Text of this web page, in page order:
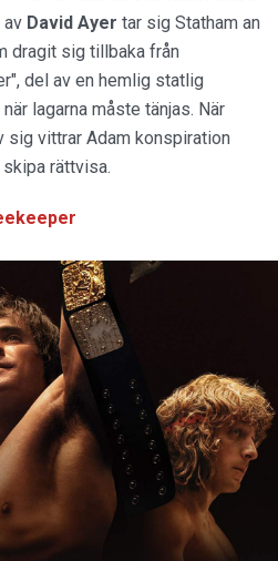
av David Ayer tar sig Statham an
dragit sig tillbaka från
del av en hemlig statlig
lagarna måste tänjas. När
sig vittrar Adam konspiration
rättvisa.